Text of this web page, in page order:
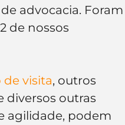
advocacia. Foram
de nossos
de visita, outros
diversos outras
agilidade, podem